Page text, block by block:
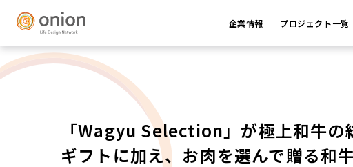
企業情報 プロジェクト一覧
「Wagyu Selection」が極上和牛の
ギフトに加え、お肉を選んで贈る和